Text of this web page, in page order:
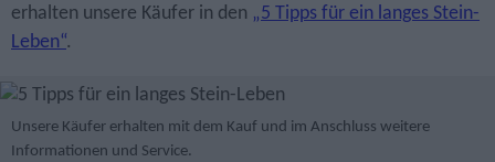
erhalten unsere Käufer in den „5 Tipps für ein langes Stein-
Leben“.
Unsere Käufer erhalten mit dem Kauf und im Anschluss weitere
Informationen und Service.